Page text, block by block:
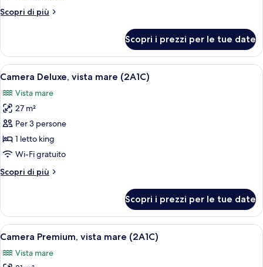
Scopri di più
Altri
Premium
(2A2C)
Scopri i prezzi per le tue date
Apri
tutte
le
foto
per
Camera
Deluxe,
mare
Una camera d'hotel moderna con
5
Camera Deluxe, vista mare (2A1C)
Vista mare
27 m²
Per 3 persone
1 letto king
Wi-Fi gratuito
Scopri di più
Altri
Deluxe,
vista
mare
Scopri i prezzi per le tue date
Apri
tutte
le
Una camera d'albergo con un letto
5
Camera Premium, vista mare (2A1C)
Vista mare